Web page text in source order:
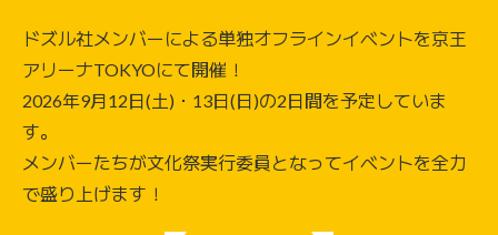
ドズル社メンバーによる単独オフラインイベントを京王
アリーナTOKYOにて開催！
2026年9月12日(土)・13日(日)の2日間を予定していま
す。
メンバーたちが文化祭実行委員となってイベントを全力
で盛り上げます！